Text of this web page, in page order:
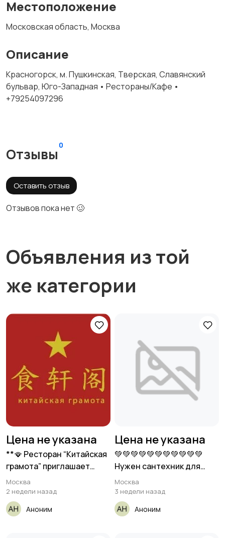
Местоположение
Московская область, Москва
Описание
Красногорск, м. Пушкинская, Тверская, Славянский
бульвар, Юго-Западная • Рестораны/Кафе •
+79254097296
Отзывы
0
Оставить отзыв
Отзывов пока нет 🥴
Объявления из той
же категории
Цена не указана
**🪭 Ресторан “Китайская
грамота” приглашает
официантов
Москва
2 недели назад
Аноним
Цена не указана
💚💚💚💚💚💚💚💚💚💚💚
Нужен сантехник для
прокладки трассы
канализации.
Москва
3 недели назад
Аноним